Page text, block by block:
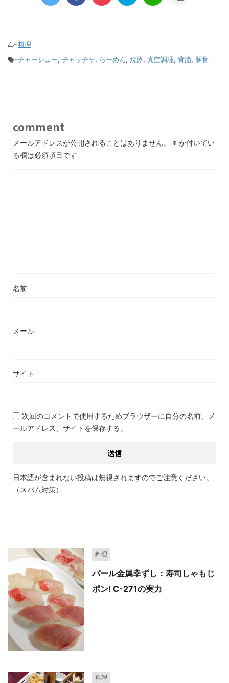
-料理
-チャーシュー, チャッチャ, らーめん, 焼豚, 真空調理, 背脂, 豚骨
comment
メールアドレスが公開されることはありません。 ※ が付いてい
る欄は必須項目です
名前
メール
サイト
次回のコメントで使用するためブラウザーに自分の名前、メ
ールアドレス、サイトを保存する。
日本語が含まれない投稿は無視されますのでご注意ください。
（スパム対策）
料理
パール金属幸ずし：寿司しゃもじ
ポン! C-271の実力
料理